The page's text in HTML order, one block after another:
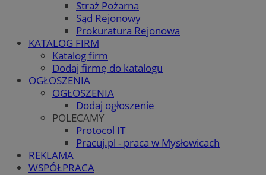
Straż Pożarna
Sąd Rejonowy
Prokuratura Rejonowa
KATALOG FIRM
Katalog firm
Dodaj firmę do katalogu
OGŁOSZENIA
OGŁOSZENIA
Dodaj ogłoszenie
POLECAMY
Protocol IT
Pracuj.pl - praca w Mysłowicach
REKLAMA
WSPÓŁPRACA